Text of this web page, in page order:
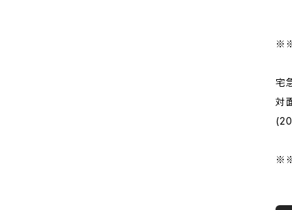
宅
対